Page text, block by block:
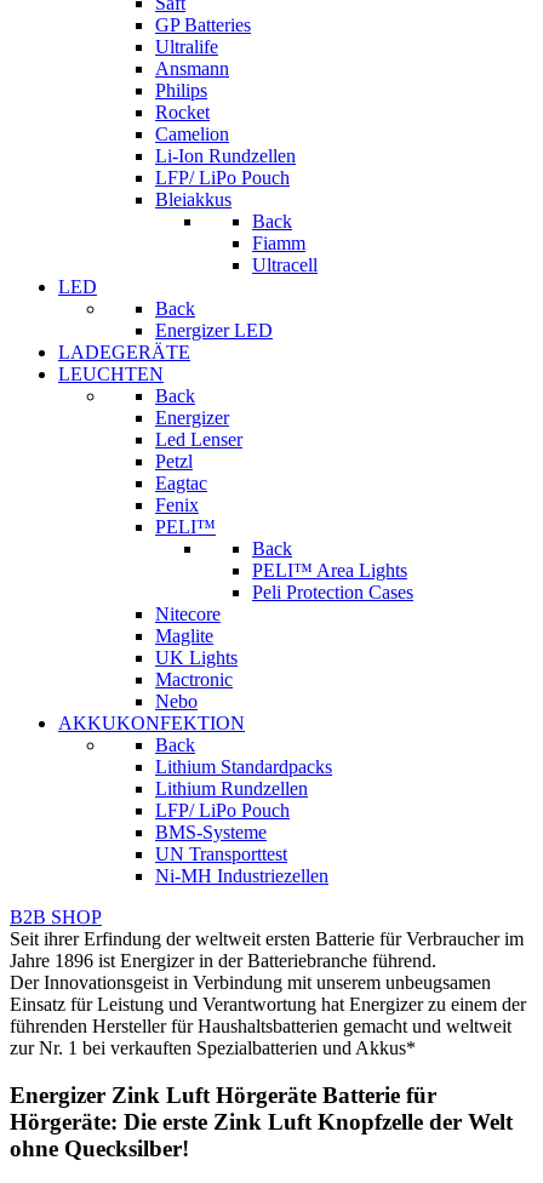
GP Batteries
Ultralife
Ansmann
Philips
Rocket
Camelion
Li-Ion Rundzellen
LFP/ LiPo Pouch
Bleiakkus
Back
Fiamm
Ultracell
LED
Back
Energizer LED
LADEGERÄTE
LEUCHTEN
Back
Energizer
Led Lenser
Petzl
Eagtac
Fenix
PELI™
Back
PELI™ Area Lights
Peli Protection Cases
Nitecore
Maglite
UK Lights
Mactronic
Nebo
AKKUKONFEKTION
Back
Lithium Standardpacks
Lithium Rundzellen
LFP/ LiPo Pouch
BMS-Systeme
UN Transporttest
Ni-MH Industriezellen
B2B SHOP
Seit ihrer Erfindung der weltweit ersten Batterie für Verbraucher im
Jahre 1896 ist Energizer in der Batteriebranche führend.
Der Innovationsgeist in Verbindung mit unserem unbeugsamen
Einsatz für Leistung und Verantwortung hat Energizer zu einem der
führenden Hersteller für Haushaltsbatterien gemacht und weltweit
zur Nr. 1 bei verkauften Spezialbatterien und Akkus*
Energizer Zink Luft Hörgeräte Batterie für
Hörgeräte: Die erste Zink Luft Knopfzelle der Welt
ohne Quecksilber!